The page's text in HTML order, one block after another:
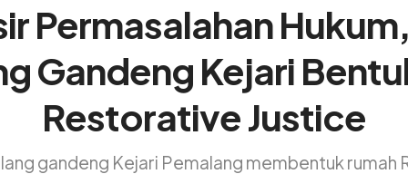
Permasalahan
Gandeng Kejari
Restorative Justice
gandeng Kejari Pemalang membentuk rumah